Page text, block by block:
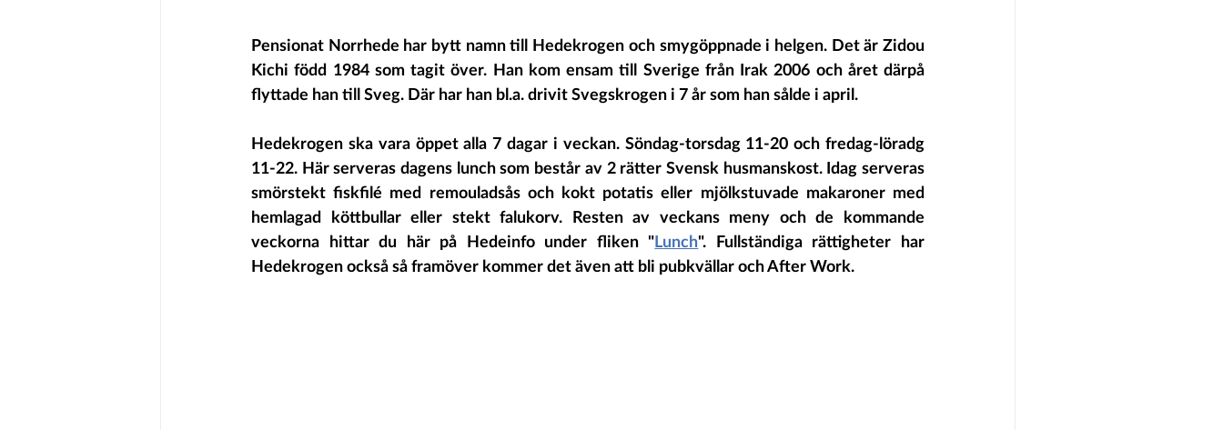
Pensionat Norrhede har bytt namn till Hedekrogen och smygöppnade i helgen. Det är Zidou
Kichi född 1984 som tagit över. Han kom ensam till Sverige från Irak 2006 och året därpå
flyttade han till Sveg. Där har han bl.a. drivit Svegskrogen i 7 år som han sålde i april.
Hedekrogen ska vara öppet alla 7 dagar i veckan. Söndag-torsdag 11-20 och fredag-löradg
11-22. Här serveras dagens lunch som består av 2 rätter Svensk husmanskost. Idag serveras
smörstekt fiskfilé med remouladsås och kokt potatis eller mjölkstuvade makaroner med
hemlagad köttbullar eller stekt falukorv. Resten av veckans meny och de kommande
veckorna hittar du här på Hedeinfo under fliken "Lunch". Fullständiga rättigheter har
Hedekrogen också så framöver kommer det även att bli pubkvällar och After Work.